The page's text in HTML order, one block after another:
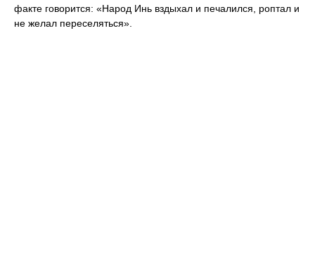
факте говорится: «Народ Инь вздыхал и печалился, роптал и
не желал переселяться».